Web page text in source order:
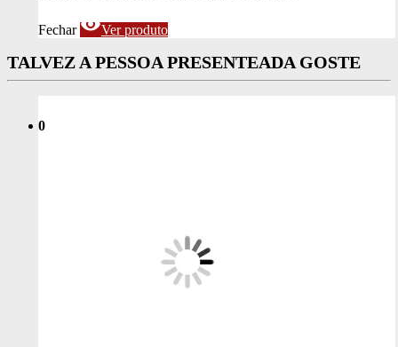
Fechar visibilityVer produto
TALVEZ A PESSOA PRESENTEADA GOSTE
0